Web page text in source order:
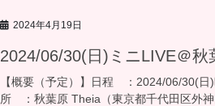
2024年4月19日
2024/06/30(日)ミニLIVE＠秋
【概要（予定）】日程 ：2024/06/30(
所 ：秋葉原 Theia（東京都千代田区外